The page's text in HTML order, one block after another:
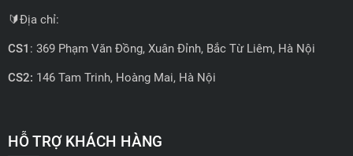
🔰Địa chỉ:
CS1 : 369 Phạm Văn Đồng, Xuân Đỉnh, Bắc Từ Liêm, Hà Nội
CS2: 146 Tam Trinh, Hoàng Mai, Hà Nội
🗺️Xem trên bản đồ
HỖ TRỢ KHÁCH HÀNG